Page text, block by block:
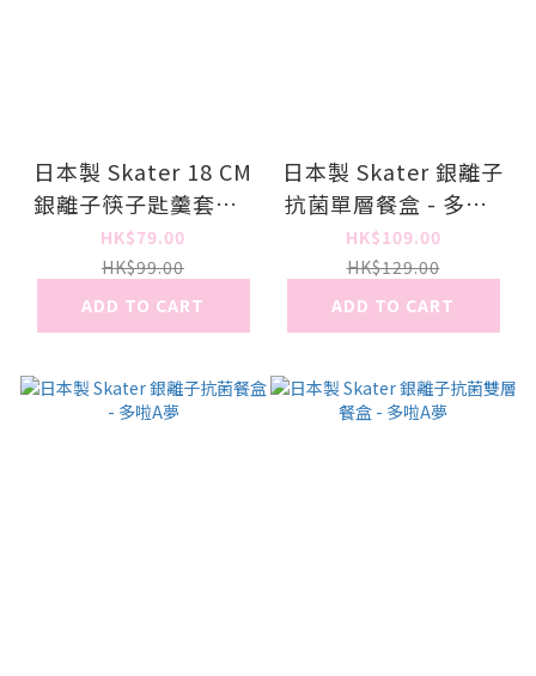
日本製 Skater 18 CM
銀離子筷子匙羹套裝 -
多啦A夢
HK$79.00
HK$99.00
ADD TO CART
日本製 Skater 銀離子
抗菌單層餐盒 - 多啦A
夢
HK$109.00
HK$129.00
ADD TO CART